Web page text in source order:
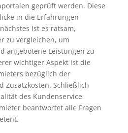
geprüft werden. Diese
in die Erfahrungen
ist es ratsam,
zu vergleichen, um
angebotene Leistungen zu
wichtiger Aspekt ist die
bezüglich der
Zusatzkosten. Schließlich
des Kundenservice
beantwortet alle Fragen